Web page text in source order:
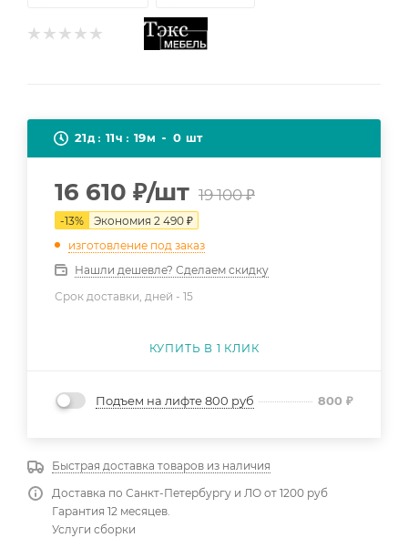
21д 11ч 19м 0 шт
16 610 ₽/шт 19 100₽
-13% Экономия 2 490 ₽
изготовление под заказ
Нашли дешевле? Сделаем скидку
Срок доставки, дней - 15
КУПИТЬ В 1 КЛИК
Подъем на лифте 800 руб 800 ₽
Быстрая доставка товаров из наличия
Доставка по Санкт-Петербургу и ЛО от 1200 руб
Гарантия 12 месяцев.
Услуги сборки